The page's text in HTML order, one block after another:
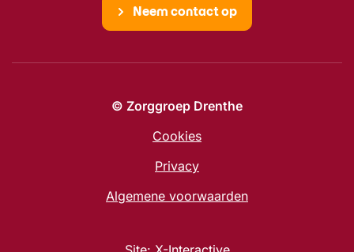
Neem contact op
© Zorggroep Drenthe
Cookies
Privacy
Algemene voorwaarden